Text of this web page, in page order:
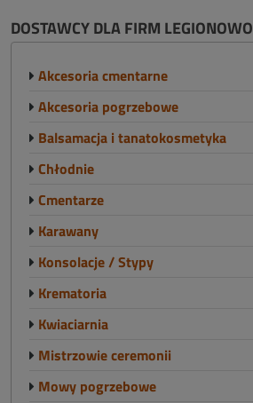
DOSTAWCY DLA FIRM LEGIONOWO
Akcesoria cmentarne
Akcesoria pogrzebowe
Balsamacja i tanatokosmetyka
Chłodnie
Cmentarze
Karawany
Konsolacje / Stypy
Krematoria
Kwiaciarnia
Mistrzowie ceremonii
Mowy pogrzebowe